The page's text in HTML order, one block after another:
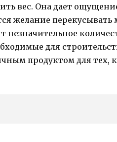
вес. Она дает
желание
для
продуктом для тех,